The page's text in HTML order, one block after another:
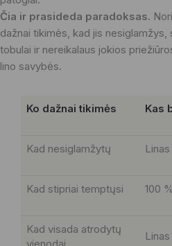
Čia ir prasideda paradoksas.
dažnai tikimės, kad jis
tobulai ir nereikalaus jokios
lino savybės.
Ko dažnai tikimės Kas
Kad nesiglamžytų
Kad stipriai temptųsi 100
Kad visada atrodytų